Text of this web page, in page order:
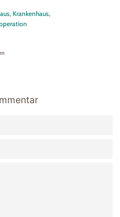
, Krankenhaus,
Auf Pinterest pinnen